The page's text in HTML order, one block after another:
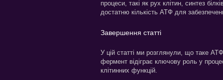
процеси, такі як рух клітин, синтез
достатню кількість АТФ для
Завершення статті
У цій статті ми розглянули, що таке
фермент відіграє ключову роль у
клітинних функцій.